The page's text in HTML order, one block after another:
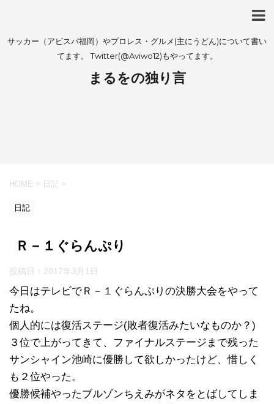
サッカー（アビスパ福岡）やプロレス・グルメ(主にうどん)について書い
てます。 Twitter(@Aviwo12)もやってます。
まるをの独り言
HOME > 日記 >
日記
Ｒ－１ぐらんぷり
投稿日： 2017年3月1日
今日はテレビでＲ－１ぐらんぷりの決勝大会をやって
たね。
個人的には復活ステージ(敗者復活みたいなものか？)
３位で上がってきて、ファイナルステージまで残った
サンシャイン池崎に優勝して欲しかったけど、惜しく
も２位やった。
優勝候補やったブルゾンちえみがネタをとばしてしま